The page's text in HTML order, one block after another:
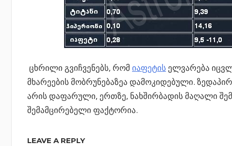
ცხრილი გვიჩვენებს, რომ იაფეტის ელვარება
მხარეების მობრუნებაზეა დამოკიდებული.
არის დაფარული, ერთზე, ნახშირბადის მაღალი
შემამცირებელი ფაქტორია.
Previous
LEAVE A REPLY